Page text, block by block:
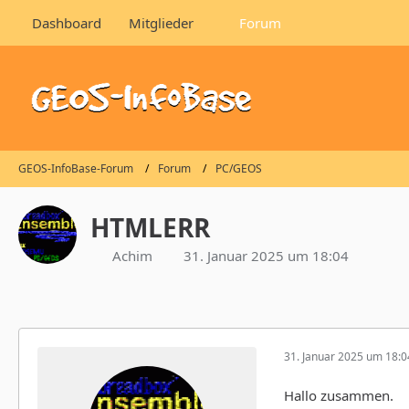
Dashboard Mitglieder Forum
GEOS-InfoBase-Forum Forum PC/GEOS
HTMLERR
Achim 31. Januar 2025 um 18:04
31. Januar 2025 um
Hallo zusammen.